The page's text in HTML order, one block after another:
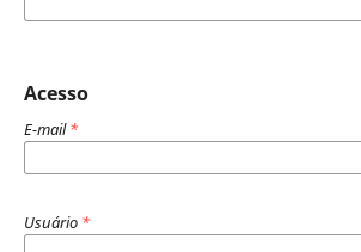
Acesso
E-mail*
Usuário *